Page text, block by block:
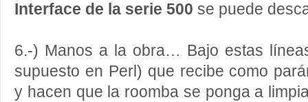
Interface de la serie 500 se puede
6.-) Manos a la obra… Bajo estas
supuesto en Perl) que recibe como
y hacen que la roomba se ponga a